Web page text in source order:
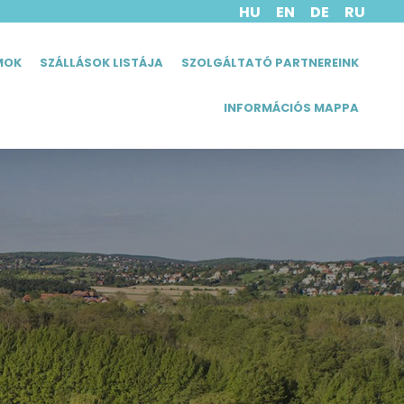
HU EN DE RU
SZÁLLÁSOK LISTÁJA SZOLGÁLTATÓ PARTNEREINK
INFORMÁCIÓS MAPPA